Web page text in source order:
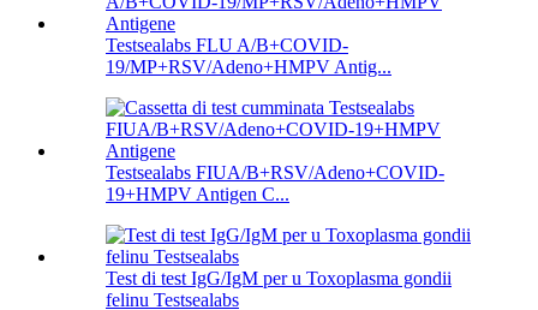
Testsealabs FLU A/B+COVID-
19/MP+RSV/Adeno+HMPV Antig...
Testsealabs FIUA/B+RSV/Adeno+COVID-
19+HMPV Antigen C...
Test di test IgG/IgM per u Toxoplasma gondii
felinu Testsealabs